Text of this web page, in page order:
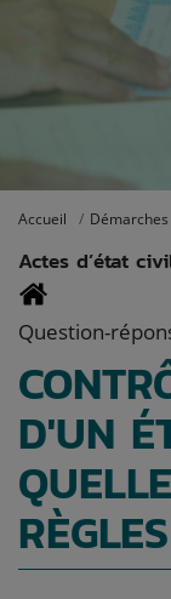
Accueil Démarches
Actes d’état
Question-
D'UN